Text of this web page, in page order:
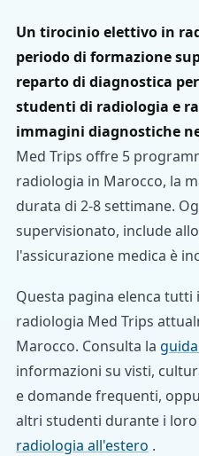
Un tirocinio elettivo in
periodo di formazione
reparto di diagnostica
studenti di radiologia e
immagini diagnostiche
Med Trips offre 5
radiologia in Marocco, la
durata di 2-8 settimane.
supervisionato, include
l'assicurazione medica è
Questa pagina elenca
radiologia Med Trips
Marocco. Consulta la
informazioni su visti,
e domande frequenti,
altri studenti durante i loro
radiologia all'estero .